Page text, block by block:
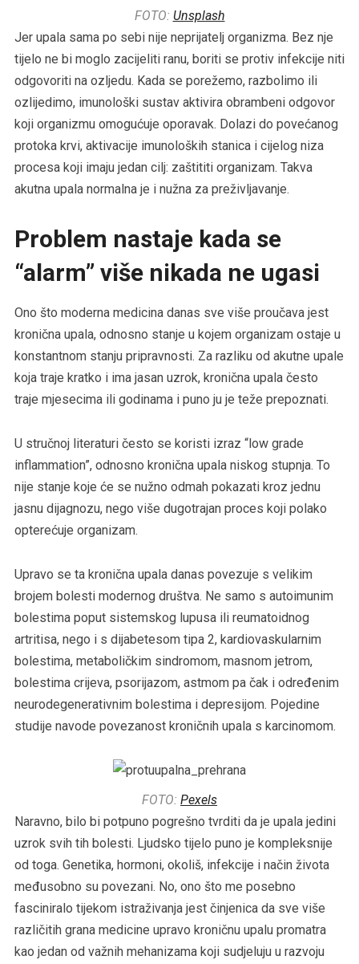
FOTO: Unsplash
Jer upala sama po sebi nije neprijatelj organizma. Bez nje
tijelo ne bi moglo zacijeliti ranu, boriti se protiv infekcije niti
odgovoriti na ozljedu. Kada se porežemo, razbolimo ili
ozlijedimo, imunološki sustav aktivira obrambeni odgovor
koji organizmu omogućuje oporavak. Dolazi do povećanog
protoka krvi, aktivacije imunoloških stanica i cijelog niza
procesa koji imaju jedan cilj: zaštititi organizam. Takva
akutna upala normalna je i nužna za preživljavanje.
Problem nastaje kada se
“alarm” više nikada ne ugasi
Ono što moderna medicina danas sve više proučava jest
kronična upala, odnosno stanje u kojem organizam ostaje u
konstantnom stanju pripravnosti. Za razliku od akutne upale
koja traje kratko i ima jasan uzrok, kronična upala često
traje mjesecima ili godinama i puno ju je teže prepoznati.
U stručnoj literaturi često se koristi izraz “low grade
inflammation”, odnosno kronična upala niskog stupnja. To
nije stanje koje će se nužno odmah pokazati kroz jednu
jasnu dijagnozu, nego više dugotrajan proces koji polako
opterećuje organizam.
Upravo se ta kronična upala danas povezuje s velikim
brojem bolesti modernog društva. Ne samo s autoimunim
bolestima poput sistemskog lupusa ili reumatoidnog
artritisa, nego i s dijabetesom tipa 2, kardiovaskularnim
bolestima, metaboličkim sindromom, masnom jetrom,
bolestima crijeva, psorijazom, astmom pa čak i određenim
neurodegenerativnim bolestima i depresijom. Pojedine
studije navode povezanost kroničnih upala s karcinomom.
FOTO: Pexels
Naravno, bilo bi potpuno pogrešno tvrditi da je upala jedini
uzrok svih tih bolesti. Ljudsko tijelo puno je kompleksnije
od toga. Genetika, hormoni, okoliš, infekcije i način života
međusobno su povezani. No, ono što me posebno
fasciniralo tijekom istraživanja jest činjenica da sve više
različitih grana medicine upravo kroničnu upalu promatra
kao jedan od važnih mehanizama koji sudjeluju u razvoju